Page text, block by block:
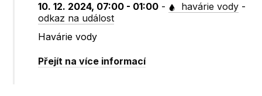
10. 12. 2024, 07:00 - 01:00 - havárie vody -
odkaz na událost
Havárie vody
Přejít na více informací